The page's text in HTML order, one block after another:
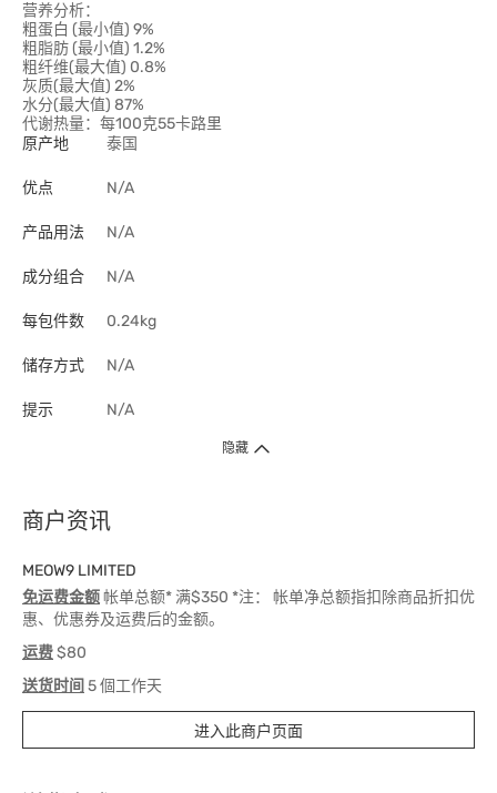
营养分析：
粗蛋白 (最小值) 9%
粗脂肪 (最小值) 1.2%
粗纤维(最大值) 0.8%
灰质(最大值) 2%
水分(最大值) 87%
代谢热量：每100克55卡路里
原产地
泰国
优点 N/A
产品用法 N/A
成分组合 N/A
每包件数 0.24kg
储存方式 N/A
提示 N/A
隐藏
商户资讯
MEOW9 LIMITED
免运费金额帐单总额* 满$350 *注： 帐单净总额指扣除商品折扣优
惠、优惠券及运费后的金额。
运费$80
送货时间 5 個工作天
进入此商户页面